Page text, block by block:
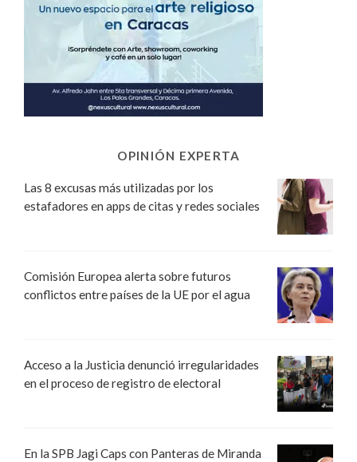
OPINIÓN EXPERTA
Las 8 excusas más utilizadas por los
estafadores en apps de citas y redes sociales
Comisión Europea alerta sobre futuros
conflictos entre países de la UE por el agua
Acceso a la Justicia denunció irregularidades
en el proceso de registro de electoral
En la SPB Jagi Caps con Panteras de Miranda